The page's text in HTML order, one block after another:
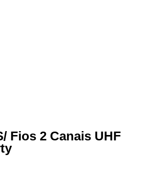
Fios 2 Canais UHF